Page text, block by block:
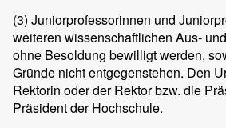
(3) Juniorprofessorinnen und
weiteren wissenschaftlichen Aus-
ohne Besoldung bewilligt werden,
Gründe nicht entgegenstehen. Den
Rektorin oder der Rektor bzw. die
Präsident der Hochschule.